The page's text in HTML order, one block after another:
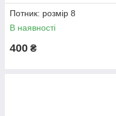
Потник: розмір 8
В наявності
400 ₴